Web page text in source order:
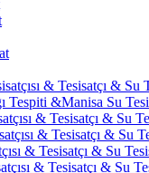
& Tesisatçı & Su
Tespiti &Manisa Su
& Tesisatçı & Su
& Tesisatçı & Su
& Tesisatçı & Su
& Tesisatçı & Su